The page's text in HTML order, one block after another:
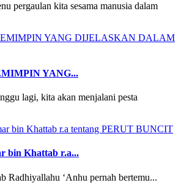
pergaulan kita sesama manusia dalam
YANG...
lagi, kita akan menjalani pesta
bin Khattab r.a...
Radhiyallahu ‘Anhu pernah bertemu...